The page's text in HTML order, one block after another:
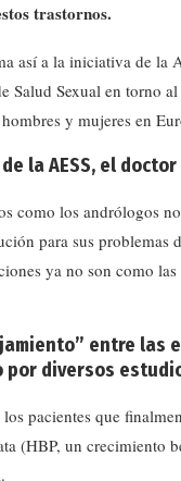
trastornos.
así a la iniciativa de la
Salud Sexual en torno
y mujeres en
la AESS, el
como los andrólogos
para sus problemas
ya no son como
entre las
por diversos
pacientes que
(HBP, un crecimiento